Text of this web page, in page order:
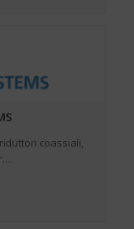
coassiali,